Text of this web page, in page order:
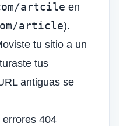
artcile en
article).
tu sitio a un
tus
antiguas se
errores 404